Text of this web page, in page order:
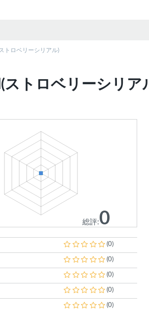
トロベリーシリアル)
ストロベリーシリア
総評:0
(0)
(0)
(0)
(0)
(0)